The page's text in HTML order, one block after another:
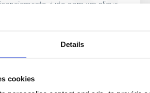
Details
cookies
tudo com um clique